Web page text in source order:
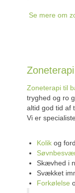
Se mere om
Zoneterapi til
tryghed og ro
altid god tid af
Vi er
Kolik og
Skævhed i
Svækket
Forkølelse